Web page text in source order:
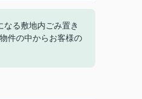
る敷地内ごみ置き
件の中からお客様の